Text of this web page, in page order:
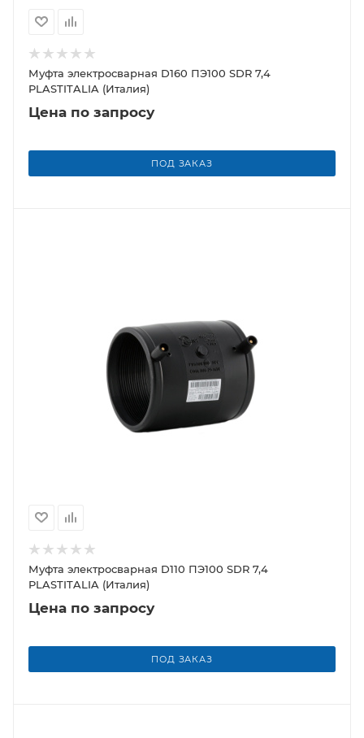
Муфта электросварная D160 ПЭ100 SDR 7,4
PLASTITALIA (Италия)
Цена по запросу
ПОД ЗАКАЗ
Муфта электросварная D110 ПЭ100 SDR 7,4
PLASTITALIA (Италия)
Цена по запросу
ПОД ЗАКАЗ